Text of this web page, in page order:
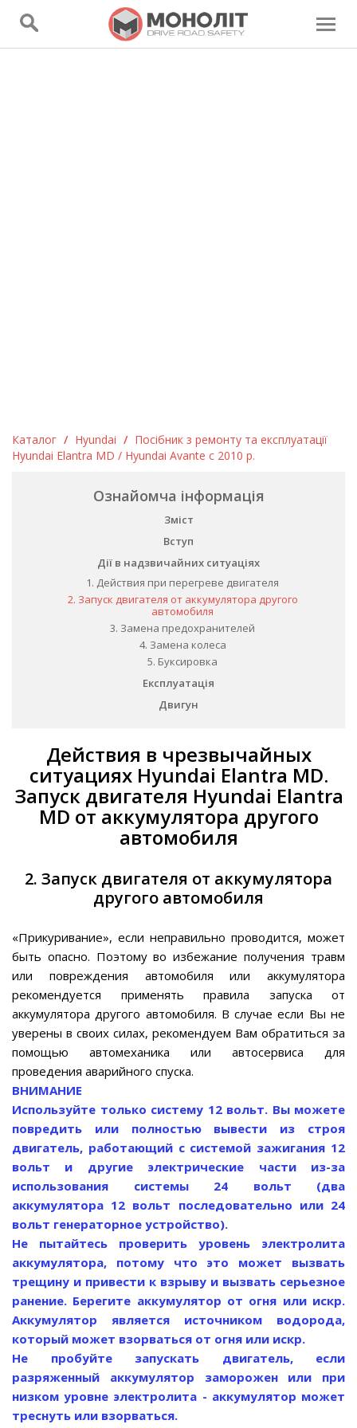
Каталог / Hyundai / Посібник з ремонту та експлуатації
Hyundai Elantra MD / Hyundai Avante c 2010 р.
Ознайомча інформація
Зміст
Вступ
Дії в надзвичайних ситуаціях
1. Действия при перегреве двигателя
2. Запуск двигателя от аккумулятора другого
aвтомобиля
3. Замена предохранителей
4. Замена колеса
5. Буксировка
Експлуатація
Двигун
Действия в чрезвычайных
ситуациях Hyundai Elantra MD.
Запуск двигателя Hyundai Elantra
MD от аккумулятора другого
aвтомобиля
2. Запуск двигателя от аккумулятора
другого автомобиля
«Прикуривание», если неправильно проводится, может
быть опасно. Поэтому во избежание получения травм
или повреждения автомобиля или аккумулятора
рекомендуется применять правила запуска от
аккумулятора другого автомобиля. В случае если Вы не
уверены в своих силах, рекомендуем Вам обратиться за
помощью автомеханика или автосервиса для
проведения аварийного спуска.
ВНИМАНИЕ
Используйте только систему 12 вольт. Вы можете
повредить или полностью вывести из строя
двигатель, работающий с системой зажигания 12
вольт и другие электрические части из-за
использования системы 24 вольт (два
аккумулятора 12 вольт последовательно или 24
вольт генераторное устройство).
Не пытайтесь проверить уровень электролита
аккумулятора, потому что это может вызвать
трещину и привести к взрыву и вызвать серьезное
ранение. Берегите аккумулятор от огня или искр.
Аккумулятор является источником водорода,
который может взорваться от огня или искр.
Не пробуйте запускать двигатель, если
разряженный аккумулятор заморожен или при
низком уровне электролита - аккумулятор может
треснуть или взорваться.